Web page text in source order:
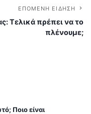
ΕΠΌΜΕΝΗ ΕΊΔΗΣΗ
Τελικά πρέπει να το
πλένουμε;
Ποιο είναι